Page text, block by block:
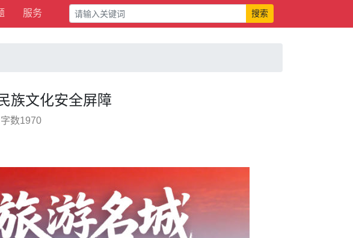
服务 搜索
族文化安全屏障
数1970